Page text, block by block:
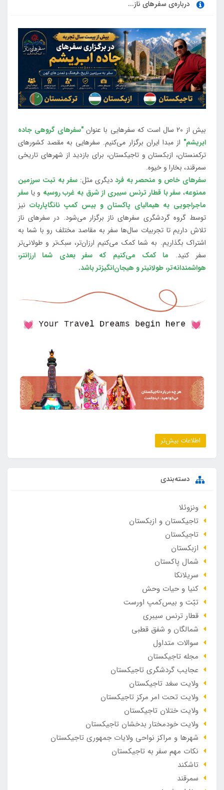
درباره‌ی سفرهای ناز...
بیش از 20 سال است که سفرهایی با عنوان
"سفرهای گروهی جاده
ابریشم" از مبدا ایران برگزار می‌کنیم. سفرهایی به مقصد کشورهای
ترکمنستان، ازبکستان و تاجیکستان، برای بازدید از شهرهای تاریخی
سمرقند، بخارا و خیوه.
سفرهای خاص و منحصر به فرددیگری مثل:سفر به تبت سرزمین
ممنوعه، سفر با قطار ترنس سیبری از شرق به غرب روسیه و یا سفر
ماجراجویی به هیمالیای پاکستان و بیس کمپ نانگاپاربات نیز
توسط گروه گردشگری سفرهای ناز برگزار می‌شود. در سفرهای ناز
تلاش داریم تا تجربیات سال‌ها سفر به مقاصد مختلف رو با شما به
اشتراک بگذاریم. به شما کمک می‌کنیم ارزان‌تر، سبک‌تر و طولانی‌تر
سفر کنید. ما کمک می‌کنیم که سفر بعدی شما ارزانتر،
هواشمندانه‌تر، طولانی‎تر و هیجان‌انگیزتر باشد.
اطلاعات بیش‌تر
دسته‌بندی
ونزوئلا
تاجیکستان و ازبکستان
تاجیکستان
ازبکستان
شمال پاکستان
سریلانکا
کنیا و حیات وحش
تبّت و بیس‌کمپ اورست
قطار ترنس سیبری
شمالگان و شفق قطبی
سوالات متداول
مجله تاجیکستان
عجایب گردشگری تاجیکستان
ولایت سغد تاجیکستان
ولایت تحت امر مرکز تاجیکستان
ولایت ختلان تاجیکستان
ولایت خودمختار بدخشان تاجیکستان
شهرها و مراکز نواحی ولایات جمهوری تاجیکستان
نکات مهم سفر به تاجیکستان
تاشکند
سمرقند